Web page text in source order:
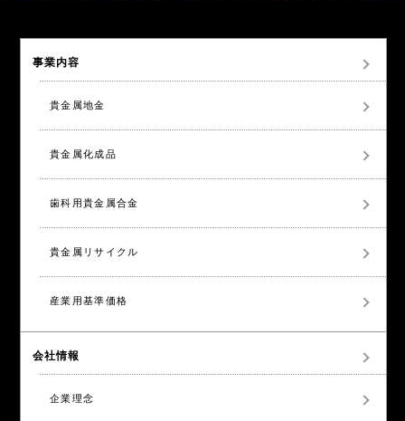
事業内容
貴金属地金
貴金属化成品
歯科用貴金属合金
貴金属リサイクル
産業用基準価格
会社情報
企業理念